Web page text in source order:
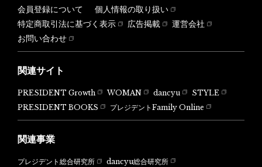
会員登録について
個人情報の取り扱い
特定商取引法に基づく表示
広告掲載
運営会社
お問い合わせ
関連サイト
PRESIDENT Growth WOMAN dancyu
STYLE
PRESIDENT BOOKS
プレジデントFamily Online
関連事業
プレジデント総合研究所 dancyu総合研究所